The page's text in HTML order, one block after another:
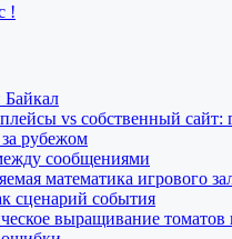
!
vs собственный сайт:
рубежом
сообщениями
математика игрового
сценарий события
выращивание томатов